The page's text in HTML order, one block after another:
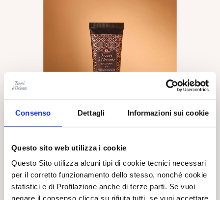
Consenso Dettagli Informazioni sui cookie
Questo sito web utilizza i cookie
Questo Sito utilizza alcuni tipi di cookie tecnici necessari
per il corretto funzionamento dello stesso, nonché cookie
statistici e di Profilazione anche di terze parti. Se vuoi
negare il consenso clicca su rifiuta tutti, se vuoi accettare
CREMEDUSCHE
Ein orientalisch inspiriertes Schönheitsritual, das die tägliche
Reinigung in einen Moment puren Wohlbefindens verwandelt.